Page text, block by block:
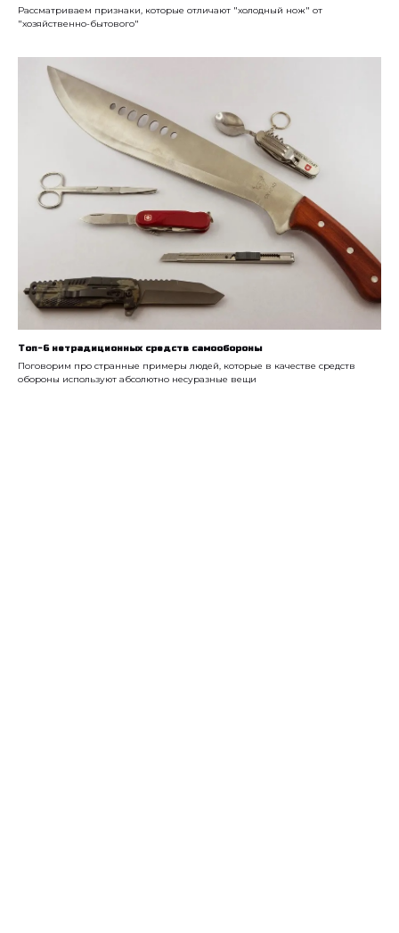
Рассматриваем признаки, которые отличают "холодный нож" от
"хозяйственно-бытового"
Топ-6 нетрадиционных средств самообороны
Поговорим про странные примеры людей, которые в качестве средств
обороны используют абсолютно несуразные вещи